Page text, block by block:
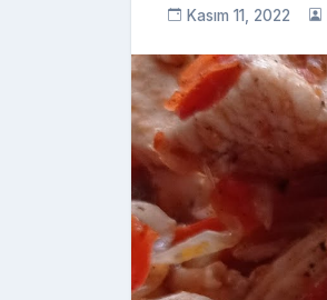
Kasım 11, 2022